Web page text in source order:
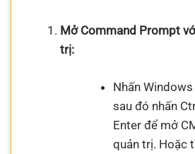
Mở Command Prompt
trị:
Nhấn
sau đó nhấn
Enter để mở
quản trị. Hoặc